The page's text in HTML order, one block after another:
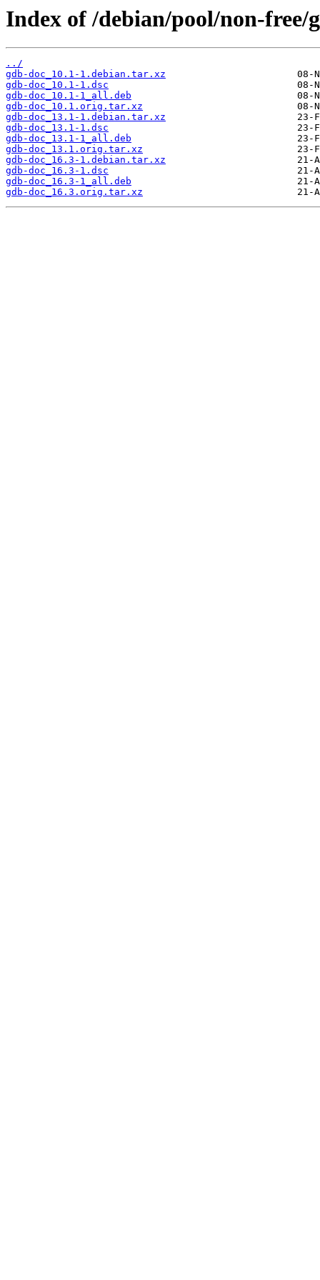
Index of /debian/pool/non-free/
../
gdb-doc_10.1-1.debian.tar.xz
gdb-doc_10.1-1.dsc
gdb-doc_10.1-1_all.deb
gdb-doc_10.1.orig.tar.xz
gdb-doc_13.1-1.debian.tar.xz
gdb-doc_13.1-1.dsc
gdb-doc_13.1-1_all.deb
gdb-doc_13.1.orig.tar.xz
gdb-doc_16.3-1.debian.tar.xz
gdb-doc_16.3-1.dsc
gdb-doc_16.3-1_all.deb
gdb-doc_16.3.orig.tar.xz